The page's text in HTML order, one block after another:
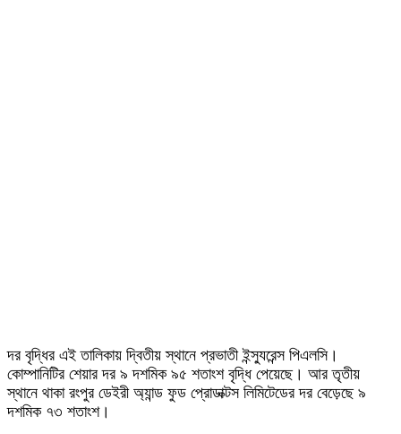
দর বৃদ্ধির এই তালিকায় দ্বিতীয় স্থানে প্রভাতী ইন্স্যুরেন্স পিএলসি।
কোম্পানিটির শেয়ার দর ৯ দশমিক ৯৫ শতাংশ বৃদ্ধি পেয়েছে। আর তৃতীয়
স্থানে থাকা রংপুর ডেইরী অ্যান্ড ফুড প্রোডাক্টস লিমিটেডের দর বেড়েছে ৯
দশমিক ৭৩ শতাংশ।